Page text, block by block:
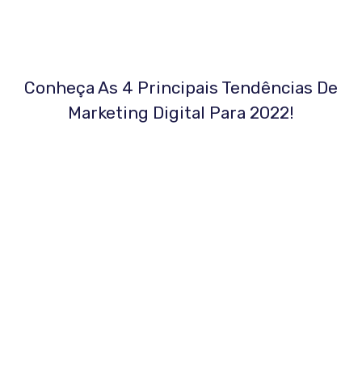
Conheça As 4 Principais Tendências De
Marketing Digital Para 2022!